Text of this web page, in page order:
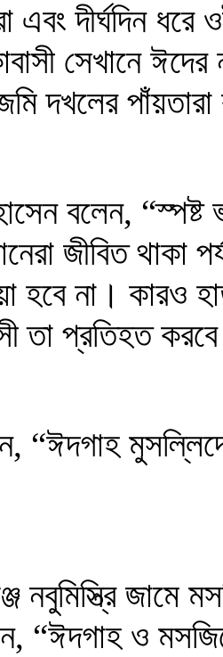
দীর্ঘদিন
সেখানে
দখলের
বলেন, “স্পষ্ট
জীবিত থাকা
হবে না। কারও
তা প্রতিহত
“ঈদগাহ
নবুমিস্ত্রি
“ঈদগাহ ও